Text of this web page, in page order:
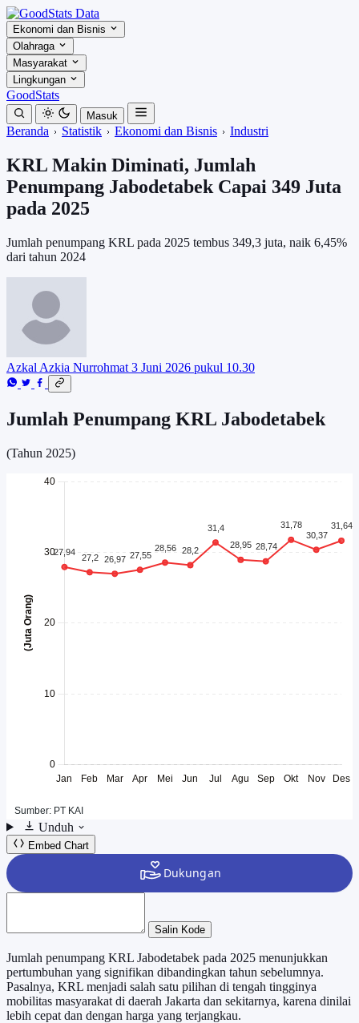
Ekonomi dan Bisnis
Olahraga
Masyarakat
Lingkungan
GoodStats
Masuk
Beranda Statistik Ekonomi dan Bisnis Industri
KRL Makin Diminati, Jumlah
Penumpang Jabodetabek Capai 349 Juta
pada 2025
Jumlah penumpang KRL pada 2025 tembus 349,3 juta, naik 6,45%
dari tahun 2024
Azkal Azkia Nurrohmat 3 Juni 2026 pukul 10.30
Jumlah Penumpang KRL Jabodetabek
(Tahun 2025)
Unduh
Embed Chart
Salin Kode
Jumlah penumpang KRL Jabodetabek pada 2025 menunjukkan
pertumbuhan yang signifikan dibandingkan tahun sebelumnya.
Pasalnya, KRL menjadi salah satu pilihan di tengah tingginya
mobilitas masyarakat di daerah Jakarta dan sekitarnya, karena dinilai
lebih cepat dan dengan harga yang terjangkau.